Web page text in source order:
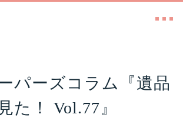
パーズコラム『遺品
た！ Vol.77』